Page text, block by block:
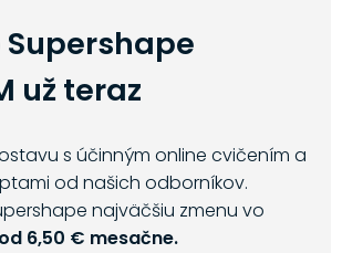
Supershape
už teraz
s účinným online cvičením a
od našich odborníkov.
najväčšiu zmenu vo
od 6,50 € mesačne.